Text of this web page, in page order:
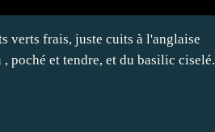
verts frais, juste cuits à l'anglaise
poché et tendre, et du basilic ciselé.